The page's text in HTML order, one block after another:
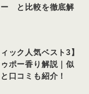
ー と比較を徹底解
ック人気ベスト3】
ポー香り解説｜似
口コミも紹介！